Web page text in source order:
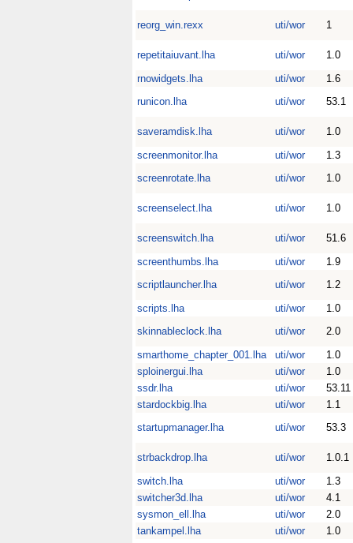
reorg_win.rexx uti/wor 1
repetitaiuvant.lha uti/wor
1.0
rnowidgets.lha
uti/wor
1.6
runicon.lha
uti/wor 53.1
saveramdisk.lha uti/wor
1.0
screenmonitor.lha
uti/wor
1.3
screenrotate.lha
uti/wor 1.0
screenselect.lha uti/wor 1.0
screenswitch.lha uti/wor
51.6
screenthumbs.lha
uti/wor
1.9
scriptlauncher.lha
uti/wor
1.2
scripts.lha
uti/wor
1.0
skinnableclock.lha
uti/wor
2.0
smarthome_chapter_001.lha
uti/wor
1.0
sploinergui.lha
uti/wor
1.0
ssdr.lha
uti/wor
53.11
stardockbig.lha
uti/wor
1.1
startupmanager.lha
uti/wor 53.3
strbackdrop.lha uti/wor
1.0.1
switch.lha
uti/wor
1.3
switcher3d.lha
uti/wor
4.1
sysmon_ell.lha
uti/wor
2.0
tankampel.lha
uti/wor
1.0